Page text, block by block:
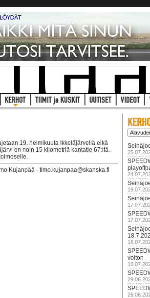
19. helmikuuta Ikkeläjärvellä eikä
on noin 15 kilometriä kantatie 67:ltä.
Kujanpää - timo.kujanpaa@skanska.fi
voiton